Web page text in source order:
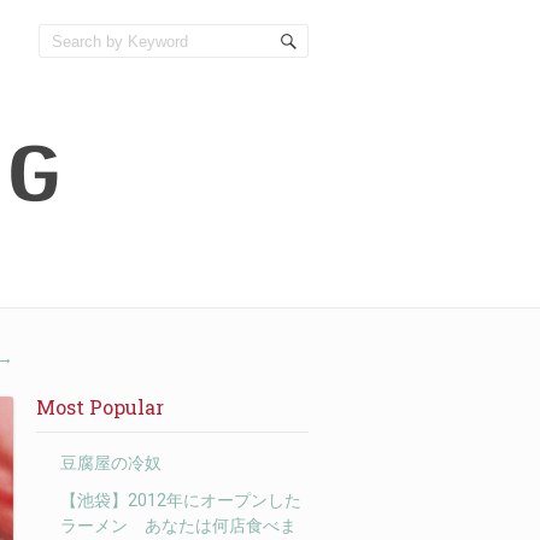
Most Popular
豆腐屋の冷奴
【池袋】2012年にオープンした
ラーメン あなたは何店食べま